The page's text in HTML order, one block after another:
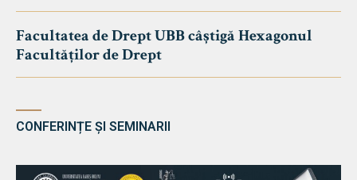
Facultatea de Drept UBB câștigă Hexagonul
Facultăților de Drept
CONFERINȚE ȘI SEMINARII